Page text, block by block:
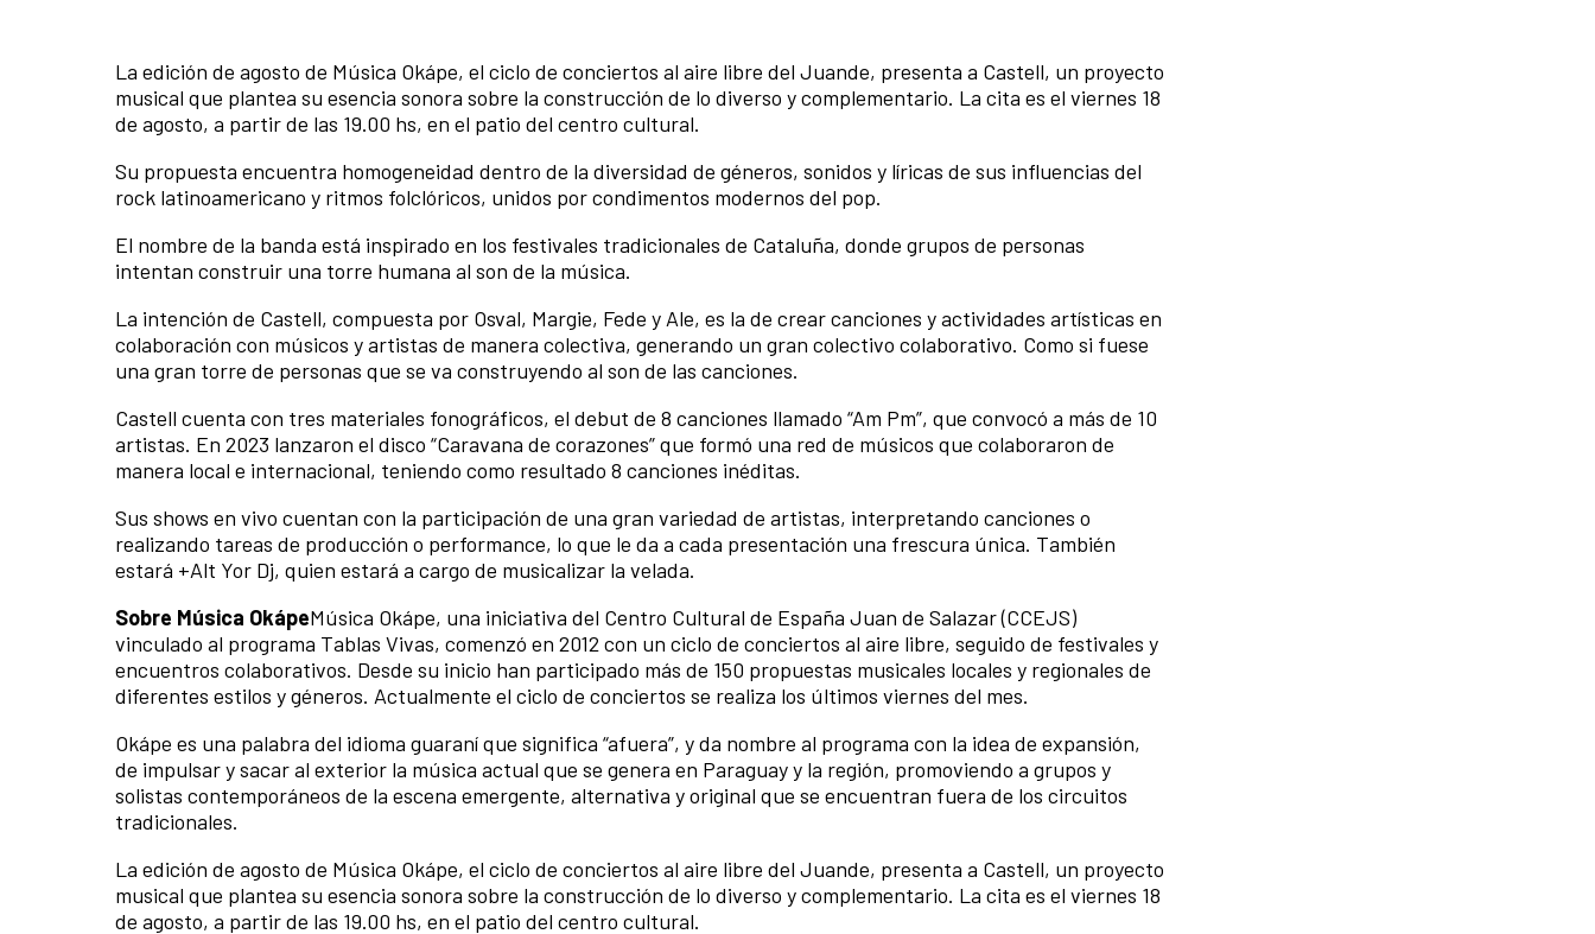
La edición de agosto de Música Okápe, el ciclo de conciertos al aire libre del Juande, presenta a Castell, un proyecto
musical que plantea su esencia sonora sobre la construcción de lo diverso y complementario. La cita es el viernes 18
de agosto, a partir de las 19.00 hs, en el patio del centro cultural.
Su propuesta encuentra homogeneidad dentro de la diversidad de géneros, sonidos y líricas de sus influencias del
rock latinoamericano y ritmos folclóricos, unidos por condimentos modernos del pop.
El nombre de la banda está inspirado en los festivales tradicionales de Cataluña, donde grupos de personas
intentan construir una torre humana al son de la música.
La intención de Castell, compuesta por Osval, Margie, Fede y Ale, es la de crear canciones y actividades artísticas en
colaboración con músicos y artistas de manera colectiva, generando un gran colectivo colaborativo. Como si fuese
una gran torre de personas que se va construyendo al son de las canciones.
Castell cuenta con tres materiales fonográficos, el debut de 8 canciones llamado “Am Pm”, que convocó a más de 10
artistas. En 2023 lanzaron el disco “Caravana de corazones” que formó una red de músicos que colaboraron de
manera local e internacional, teniendo como resultado 8 canciones inéditas.
Sus shows en vivo cuentan con la participación de una gran variedad de artistas, interpretando canciones o
realizando tareas de producción o performance, lo que le da a cada presentación una frescura única. También
estará +Alt Yor Dj, quien estará a cargo de musicalizar la velada.
Sobre Música OkápeMúsica Okápe, una iniciativa del Centro Cultural de España Juan de Salazar (CCEJS)
vinculado al programa Tablas Vivas, comenzó en 2012 con un ciclo de conciertos al aire libre, seguido de festivales y
encuentros colaborativos. Desde su inicio han participado más de 150 propuestas musicales locales y regionales de
diferentes estilos y géneros. Actualmente el ciclo de conciertos se realiza los últimos viernes del mes.
Okápe es una palabra del idioma guaraní que significa “afuera”, y da nombre al programa con la idea de expansión,
de impulsar y sacar al exterior la música actual que se genera en Paraguay y la región, promoviendo a grupos y
solistas contemporáneos de la escena emergente, alternativa y original que se encuentran fuera de los circuitos
tradicionales.
La edición de agosto de Música Okápe, el ciclo de conciertos al aire libre del Juande, presenta a Castell, un proyecto
musical que plantea su esencia sonora sobre la construcción de lo diverso y complementario. La cita es el viernes 18
de agosto, a partir de las 19.00 hs, en el patio del centro cultural.